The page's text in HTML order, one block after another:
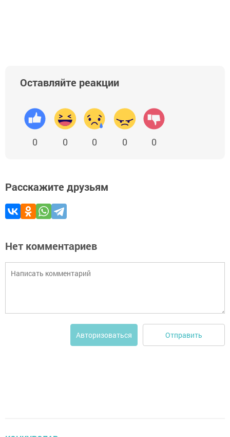
Оставляйте реакции
0 0 0 0 0
Расскажите друзьям
Нет комментариев
Авторизоваться Отправить